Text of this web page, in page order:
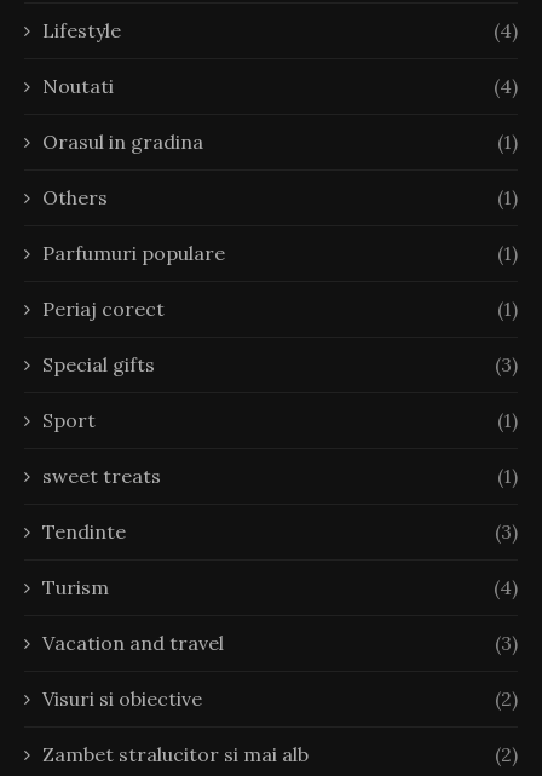
Lifestyle (4)
Noutati (4)
Orasul in gradina (1)
Others (1)
Parfumuri populare (1)
Periaj corect (1)
Special gifts (3)
Sport (1)
sweet treats (1)
Tendinte (3)
Turism (4)
Vacation and travel (3)
Visuri si obiective (2)
Zambet stralucitor si mai alb (2)